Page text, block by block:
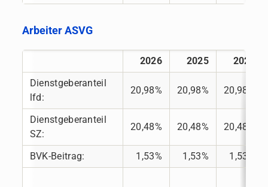
Arbeiter ASVG
2026 2025
2024
Dienstgeberanteil
lfd:
20,98% 20,98% 20,98%
Dienstgeberanteil
SZ:
20,48% 20,48% 20,48%
BVK-Beitrag: 1,53% 1,53% 1,53%